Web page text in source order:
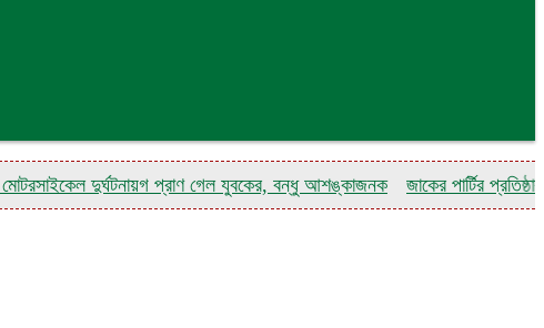
দুর্ঘটনায়গ প্রাণ গেল যুবকের, বন্ধু আশঙ্কাজনক জাকের পার্টির